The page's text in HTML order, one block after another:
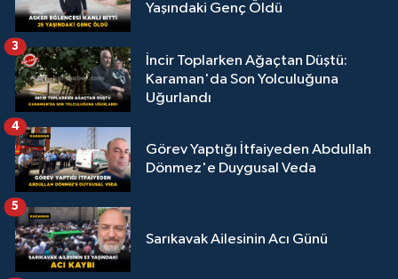
Yaşındaki Genç Öldü
İncir Toplarken Ağaçtan Düştü:
Karaman'da Son Yolculuğuna
Uğurlandı
3
Görev Yaptığı İtfaiyeden Abdullah
Dönmez'e Duygusal Veda
4
Sarıkavak Ailesinin Acı Günü
5